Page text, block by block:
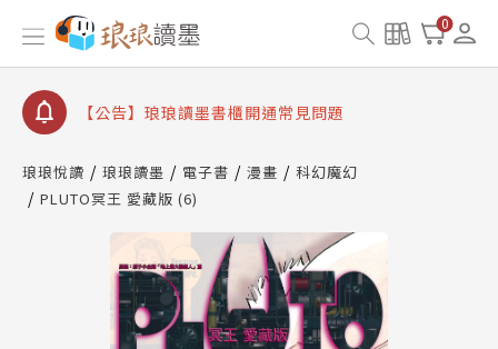
0
【公告】琅琅書店服務升級重要說明及資產合併結果
查詢
【公告】琅琅讀墨數位閱讀資產合併與書櫃開通申請
【公告】琅琅讀墨書櫃開通常見問題
請圖文教學
【公告】琅琅書店服務升級重要說明及資產合併結果
查詢
【公告】琅琅讀墨數位閱讀資產合併與書櫃開通申請
琅琅悅讀 琅琅讀墨 電子書 漫畫
科幻魔幻
PLUTO冥王 愛藏版 (6)